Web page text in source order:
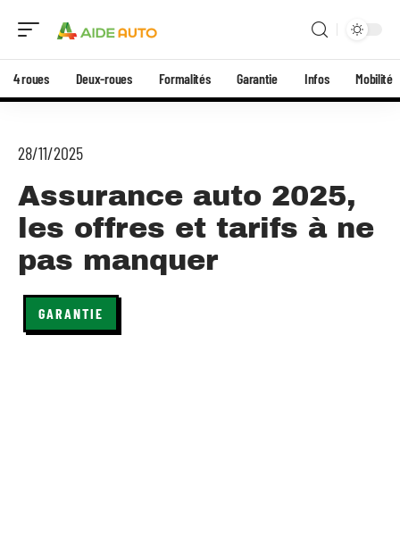
4 roues Deux-roues Formalités Garantie Infos Mobilité
28/11/2025
Assurance auto 2025,
les offres et tarifs à ne
pas manquer
GARANTIE